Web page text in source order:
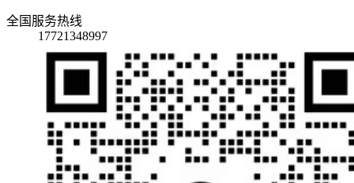
全国服务热线
17721348997